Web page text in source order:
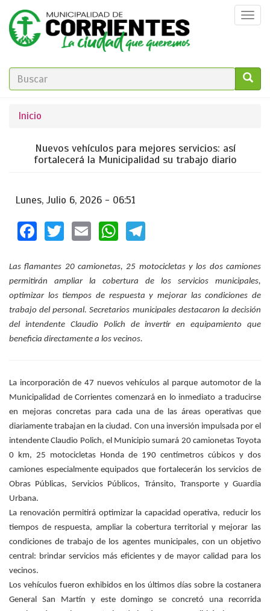
Pasar
contenido
principal
FORMULARIO
BÚSQUEDA
Se
encuentra
usted
Inicio
Nuevos vehículos para mejores servicios: así
fortalecerá la Municipalidad su trabajo diario
Lunes, Julio 6, 2026 - 06:51
Facebook
TwitterEmailWhatsApp
Las flamantes 20 camionetas, 25 motocicletas y los dos camiones
permitirán ampliar la cobertura de los servicios municipales,
optimizar los tiempos de respuesta y mejorar las condiciones de
trabajo del personal. Secretarios municipales destacaron la decisión
del intendente Claudio Polich de invertir en equipamiento que
beneficia directamente a los vecinos.
La incorporación de 47 nuevos vehículos al parque automotor de la
Municipalidad de Corrientes comenzará en lo inmediato a traducirse
en mejoras concretas para cada una de las áreas operativas que
diariamente trabajan en la ciudad. Con una inversión impulsada por el
intendente Claudio Polich, el Municipio sumará 20 camionetas Toyota
0 km, 25 motocicletas Honda de 190 centímetros cúbicos y dos
camiones especialmente equipados que fortalecerán los servicios de
Obras Públicas, Servicios Públicos, Tránsito, Transporte y Guardia
Urbana.
La renovación permitirá optimizar la capacidad operativa, reducir los
tiempos de respuesta, ampliar la cobertura territorial y mejorar las
condiciones de trabajo de los agentes municipales, con un objetivo
central: brindar servicios más eficientes y de mayor calidad para los
vecinos.
Los vehículos fueron exhibidos en los últimos días sobre la costanera
General San Martín y este domingo se concretó una recorrida